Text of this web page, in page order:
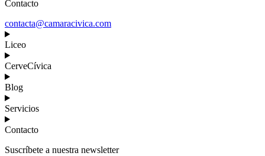
Contacto
contacta@camaracivica.com
Liceo
CerveCívica
Blog
Servicios
Contacto
Suscríbete a nuestra newsletter